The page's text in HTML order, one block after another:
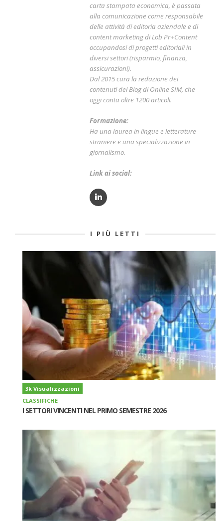
carta stampata economica, è passata
alla comunicazione come responsabile
delle attività di editoria aziendale e di
content marketing di Lob Pr+Content
occupandosi di progetti editoriali in
diversi settori (risparmio, finanza,
assicurazioni).
Dal 2015 cura la redazione dei
contenuti del Blog di Online SIM, che
oggi conta oltre 1200 articoli.
Formazione:
Ha una laurea in lingue e letterature
straniere e una specializzazione in
giornalismo.
Link ai social:
I PIÙ LETTI
3k Visualizzazioni
CLASSIFICHE
I SETTORI VINCENTI NEL PRIMO SEMESTRE 2026